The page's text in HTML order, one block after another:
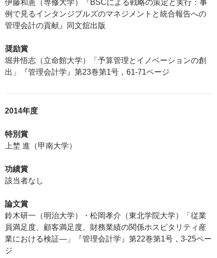
伊藤和憲（専修大学）『BSCによる戦略の策定と実行：事
例で見るインタンジブルズのマネジメントと統合報告への
管理会計の貢献』同文舘出版
奨励賞
堀井悟志（立命館大学）「予算管理とイノベーションの創
出」『管理会計学』第23巻第1号，61-71ページ
2014年度
特別賞
上埜 進（甲南大学）
功績賞
該当者なし
論文賞
鈴木研一（明治大学）・松岡孝介（東北学院大学）「従業
員満足度、顧客満足度、財務業績の関係ホスピタリティ産
業における検証―」『管理会計学』第22巻第1号，3-25ペー
ジ